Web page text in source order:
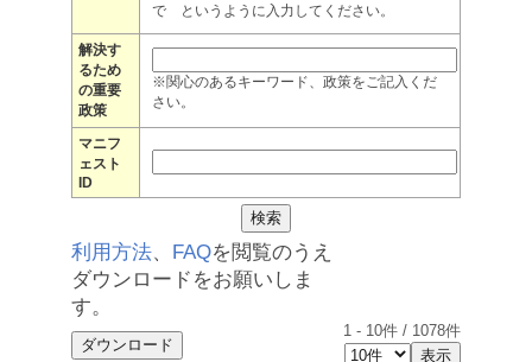
で というように入力してください。
解決す
るため
の重要
政策
※関心のあるキーワード、政策をご記入くだ
さい。
マニフ
ェスト
ID
利用方法、 FAQを閲覧のうえ
ダウンロードをお願いしま
す。
1 - 10件 / 1078件